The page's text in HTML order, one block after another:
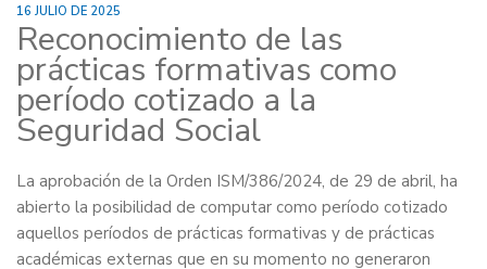
16 JULIO DE 2025
Reconocimiento de las
prácticas formativas como
período cotizado a la
Seguridad Social
La aprobación de la Orden ISM/386/2024, de 29 de abril, ha
abierto la posibilidad de computar como período cotizado
aquellos períodos de prácticas formativas y de prácticas
académicas externas que en su momento no generaron